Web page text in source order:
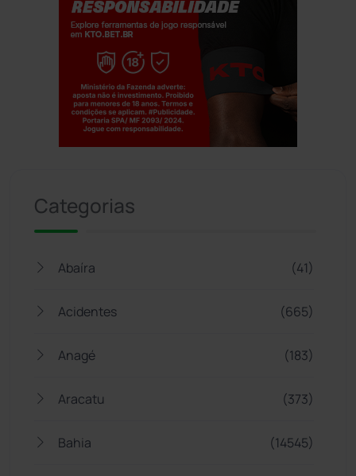
Categorias
Abaíra (41)
Acidentes (665)
Anagé (183)
Aracatu (373)
Bahia (14545)